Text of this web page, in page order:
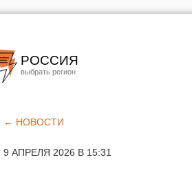
РОССИЯ
Челябинск
← НОВОСТИ
9 АПРЕЛЯ 2026 В 15:31